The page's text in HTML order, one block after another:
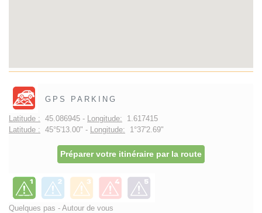
GPS PARKING
Latitude : 45.086945 - Longitude: 1.617415
Latitude : 45°5'13.00" - Longitude: 1°37'2.69"
Préparer votre itinéraire par la route
Quelques pas - Autour de vous